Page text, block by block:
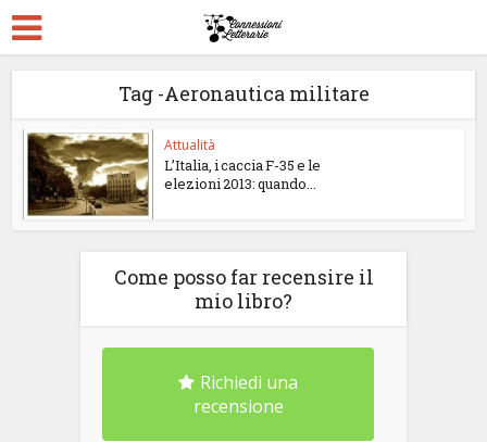
Tag -Aeronautica militare
Attualità
L’Italia, i caccia F-35 e le
elezioni 2013: quando...
Come posso far recensire il
mio libro?
Richiedi una
recensione